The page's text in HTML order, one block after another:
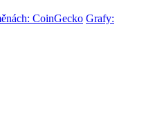
CoinGecko Grafy: